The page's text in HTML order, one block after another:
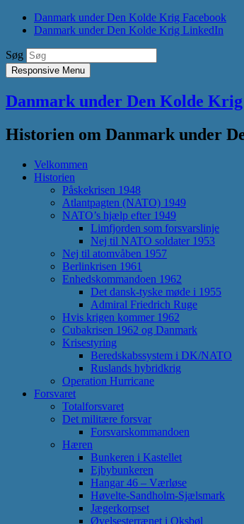
Danmark under Den Kolde Krig Facebook
Danmark under Den Kolde Krig LinkedIn
Søg
Responsive Menu
Danmark under Den Kolde Krig
Historien om Danmark under
Velkommen
Historien
Påskekrisen 1948
Atlantpagten (NATO) 1949
NATO’s hjælp efter 1949
Limfjorden som forsvarslinje
Nej til NATO soldater 1953
Nej til atomvåben 1957
Berlinkrisen 1961
Enhedskommandoen 1962
Det dansk-tyske møde i 1955
Admiral Friedrich Ruge
Hvis krigen kommer 1962
Cubakrisen 1962 og Danmark
Krisestyring
Beredskabssystem i DK/NATO
Ruslands hybridkrig
Operation Hurricane
Forsvaret
Totalforsvaret
Det militære forsvar
Forsvarskommandoen
Hæren
Bunkeren i Kastellet
Ejbybunkeren
Hangar 46 – Værløse
Høvelte-Sandholm-Sjælsmark
Jægerkorpset
Øvelsesterrænet i Oksbøl